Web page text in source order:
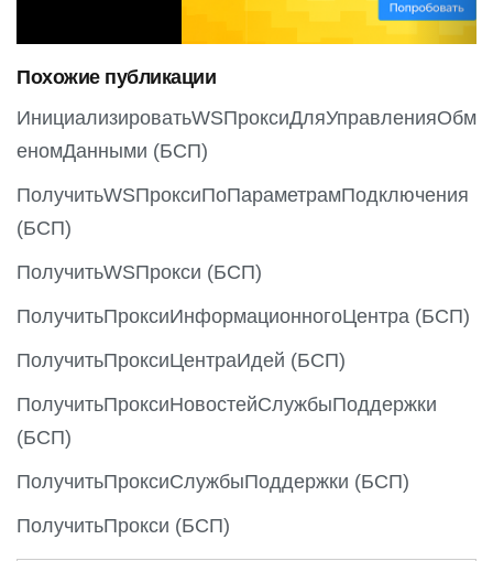
o
u
s
Похожие публикации
ИнициализироватьWSПроксиДляУправленияОбм
еномДанными (БСП)
ПолучитьWSПроксиПоПараметрамПодключения
(БСП)
ПолучитьWSПрокси (БСП)
ПолучитьПроксиИнформационногоЦентра (БСП)
ПолучитьПроксиЦентраИдей (БСП)
ПолучитьПроксиНовостейСлужбыПоддержки
(БСП)
ПолучитьПроксиСлужбыПоддержки (БСП)
ПолучитьПрокси (БСП)